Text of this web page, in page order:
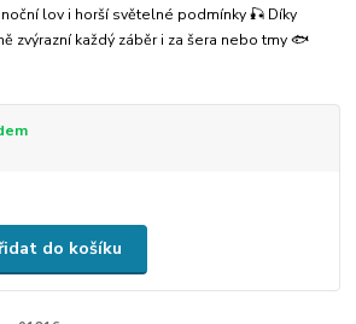
lov i horší světelné podmínky 🎣 Díky
zvýrazní každý záběr i za šera nebo tmy 🐟
do košíku